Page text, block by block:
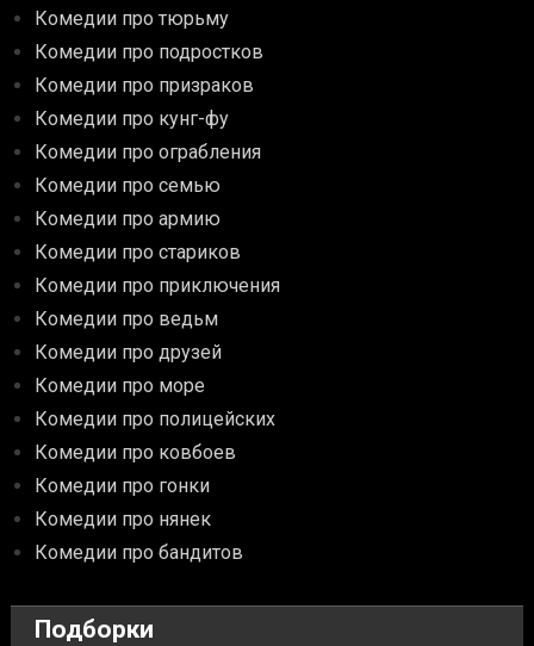
Комедии про тюрьму
Комедии про подростков
Комедии про призраков
Комедии про кунг-фу
Комедии про ограбления
Комедии про семью
Комедии про армию
Комедии про стариков
Комедии про приключения
Комедии про ведьм
Комедии про друзей
Комедии про море
Комедии про полицейских
Комедии про ковбоев
Комедии про гонки
Комедии про нянек
Комедии про бандитов
Подборки